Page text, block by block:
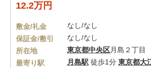
12.2万円
敷金/礼金
なし/なし
保証金/敷引
なし/なし
所在地
東京都中央区月島２丁目
最寄り駅
月島駅 徒歩1分 東京都大